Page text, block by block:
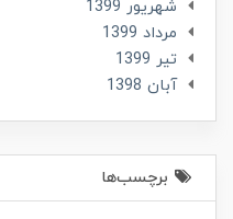
شهریور 1399
مرداد 1399
تير 1399
آبان 1398
برچسب‌ها